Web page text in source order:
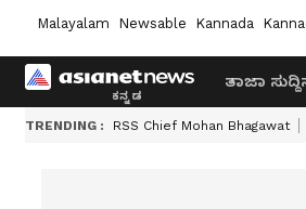
Malayalam Newsable Kannada
ತಾಜಾ ಸುದ್ದಿ
TRENDING : RSS Chief Mohan Bhagawat